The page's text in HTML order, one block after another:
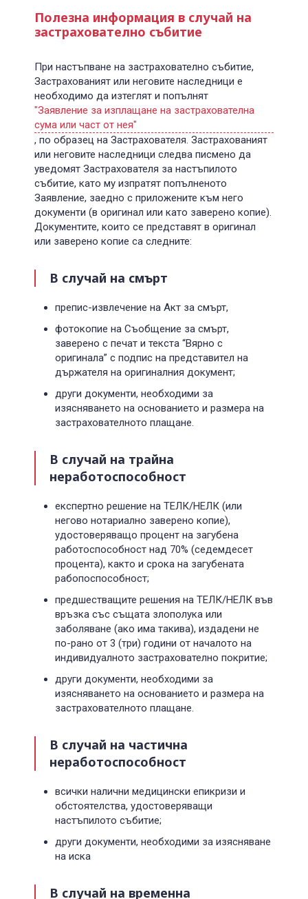
Полезна информация в случай на
застрахователно събитие
При настъпване на застрахователно събитие,
Застрахованият или неговите наследници е
необходимо да изтеглят и попълнят
"Заявление за изплащане на застрахователна
сума или част от нея"
, по образец на Застрахователя. Застрахованият
или неговите наследници следва писмено да
уведомят Застрахователя за настъпилото
събитие, като му изпратят попълненото
Заявление, заедно с приложените към него
документи (в оригинал или като заверено копие).
Документите, които се представят в оригинал
или заверено копие са следните:
В случай на смърт
препис-извлечение на Акт за смърт,
фотокопие на Съобщение за смърт,
заверено с печат и текста “Вярно с
оригинала” с подпис на представител на
държателя на оригиналния документ;
други документи, необходими за
изясняването на основанието и размера на
застрахователното плащане.
В случай на трайна
неработоспособност
експертно решение на ТЕЛК/НЕЛК (или
негово нотариално заверено копие),
удостоверяващо процент на загубена
работоспособност над 70% (седемдесет
процента), както и срока на загубената
рабопоспособност;
предшестващите решения на ТЕЛК/НЕЛК във
връзка със същата злополука или
заболяване (ако има такива), издадени не
по-рано от 3 (три) години от началото на
индивидуалното застрахователно покритие;
други документи, необходими за
изясняването на основанието и размера на
застрахователното плащане.
В случай на частична
неработоспособност
всички налични медицински епикризи и
обстоятелства, удостоверяващи
настъпилото събитие;
други документи, необходими за изясняване
на иска
В случай на временна